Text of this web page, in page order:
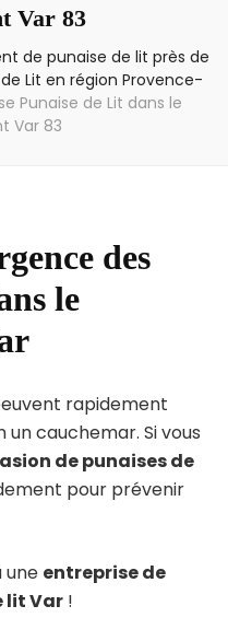
Var 83
de punaise de lit près de
Lit en région Provence-
Punaise de Lit dans le
Var 83
des
le
rapidement
cauchemar. Si vous
de punaises de
pour prévenir
une entreprise de
lit Var !